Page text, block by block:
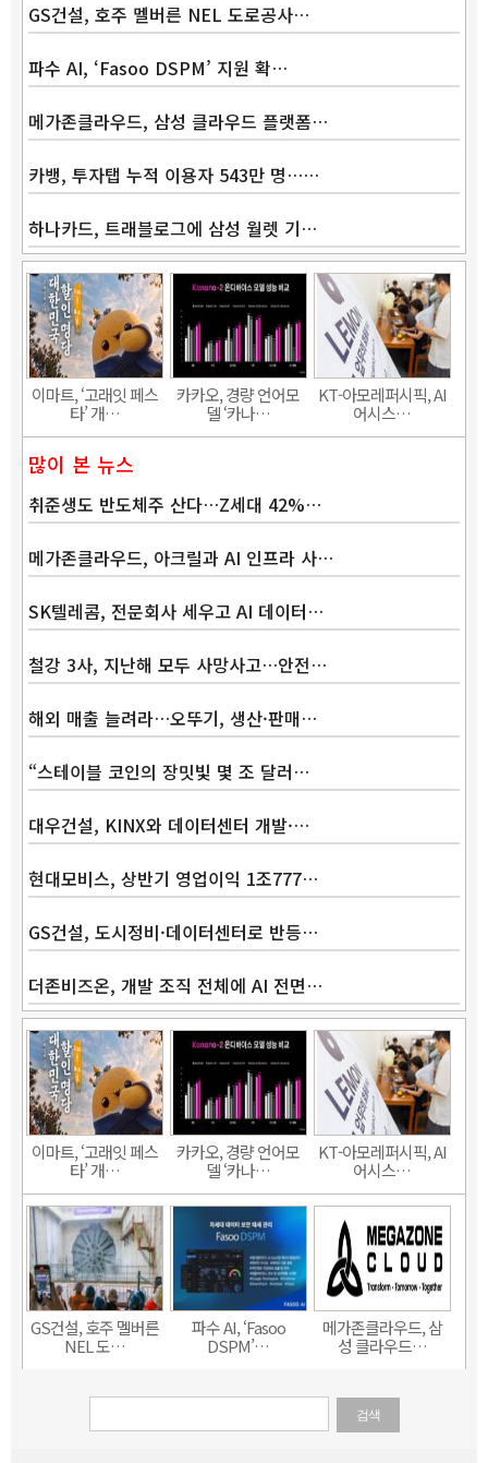
GS건설, 호주 멜버른 NEL 도로공사…
파수 AI, ‘Fasoo DSPM’ 지원 확…
메가존클라우드, 삼성 클라우드 플랫폼…
카뱅, 투자탭 누적 이용자 543만 명……
하나카드, 트래블로그에 삼성 월렛 기…
이마트, ‘고래잇 페스
타’ 개…
카카오, 경량 언어모
델 ‘카나…
KT-아모레퍼시픽, AI
어시스…
많이 본 뉴스
취준생도 반도체주 산다…Z세대 42%…
메가존클라우드, 아크릴과 AI 인프라 사…
SK텔레콤, 전문회사 세우고 AI 데이터…
철강 3사, 지난해 모두 사망사고…안전…
해외 매출 늘려라…오뚜기, 생산·판매…
“스테이블 코인의 장밋빛 몇 조 달러…
대우건설, KINX와 데이터센터 개발·…
현대모비스, 상반기 영업이익 1조777…
GS건설, 도시정비·데이터센터로 반등…
더존비즈온, 개발 조직 전체에 AI 전면…
이마트, ‘고래잇 페스
타’ 개…
카카오, 경량 언어모
델 ‘카나…
KT-아모레퍼시픽, AI
어시스…
GS건설, 호주 멜버른
NEL 도…
파수 AI, ‘Fasoo
DSPM’…
메가존클라우드, 삼
성 클라우드…
검색